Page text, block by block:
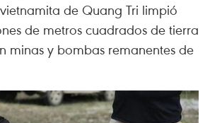
de Quang Tri limpió
de metros cuadrados de tierra
minas y bombas remanentes de